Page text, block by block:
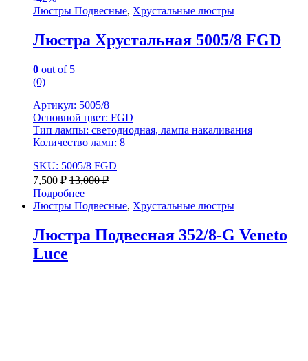
Люстры Подвесные, Хрустальные люстры
Люстра Хрустальная 5005/8 FGD
0 out of 5
(0)
Артикул: 5005/8
Основной цвет: FGD
Тип лампы: светодиодная, лампа накаливания
Количество ламп: 8
SKU: 5005/8 FGD
7,500 ₽ 13,000₽
Подробнее
Люстры Подвесные, Хрустальные люстры
Люстра Подвесная 352/8-G Veneto
Luce